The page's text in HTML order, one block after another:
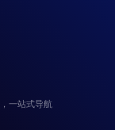
一站式导航